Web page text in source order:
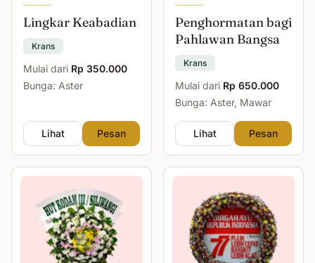
Lingkar Keabadian
Krans
Mulai dari Rp 350.000
Bunga: Aster
Lihat Pesan
Penghormatan bagi
Pahlawan Bangsa
Krans
Mulai dari Rp 650.000
Bunga: Aster, Mawar
Lihat Pesan